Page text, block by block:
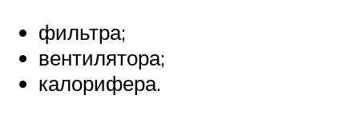
фильтра;
вентилятора;
калорифера.